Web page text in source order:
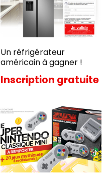
Un réfrigérateur
américain à gagner !
Inscription gratuite